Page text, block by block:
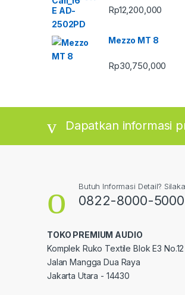
Rp12,200,000
Mezzo MT 8
Rp30,750,000
Dapatkan informasi
Butuh Informasi Detail?
0822-8000-5000
TOKO PREMIUM AUDIO
Komplek Ruko Textile Blok E3 No.12
Jalan Mangga Dua Raya
Jakarta Utara - 14430